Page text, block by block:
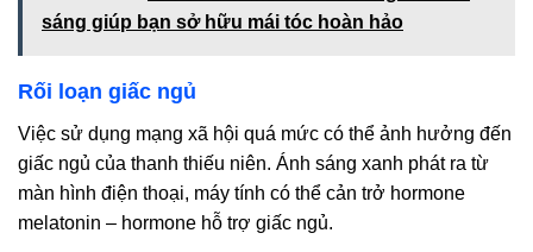
sáng giúp bạn sở hữu mái tóc hoàn hảo
Rối loạn giấc ngủ
Việc sử dụng mạng xã hội quá mức có thể ảnh hưởng đến
giấc ngủ của thanh thiếu niên. Ánh sáng xanh phát ra từ
màn hình điện thoại, máy tính có thể cản trở hormone
melatonin – hormone hỗ trợ giấc ngủ.